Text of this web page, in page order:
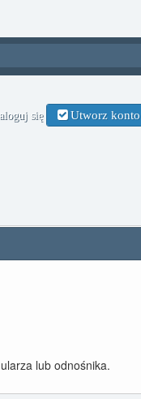
się Utworz konto
lub odnośnika.